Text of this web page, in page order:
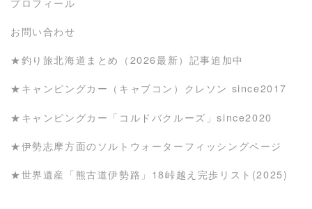
お問い合わせ
★釣り旅北海道まとめ（2026最新）記事追加中
★キャンピングカー（キャブコン）クレソン since2017
★キャンピングカー「コルドバクルーズ」since2020
★伊勢志摩方面のソルトウォーターフィッシングページ
★世界遺産「熊古道伊勢路」18峠越え完歩リスト(2025)